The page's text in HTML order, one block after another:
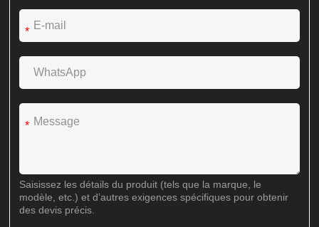
*
*
Saisissez les détails du produit (tels que la marque, le
modèle, etc.) et d’autres exigences spécifiques pour obtenir
des devis précis.